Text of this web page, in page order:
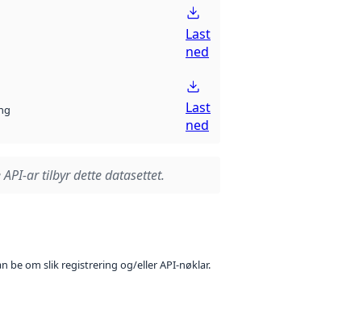
Last
ned
Last
ned
ar tilbyr dette datasettet.
be om slik registrering og/eller API-nøklar.